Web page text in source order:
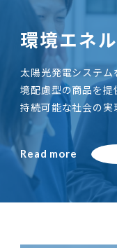
環境エネ
太陽光発電システ
境配慮型の商品を提
持続可能な社会の実
Read more